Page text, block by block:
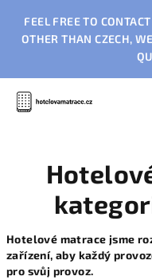
obsah
FEEL FREE TO
OTHER THAN CZECH,
Hotelové matrace jsme
zařízení, aby každý
pro svůj provoz.